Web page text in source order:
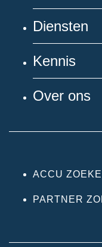
Diensten
Kennis
Over ons
ACCU
PARTNER